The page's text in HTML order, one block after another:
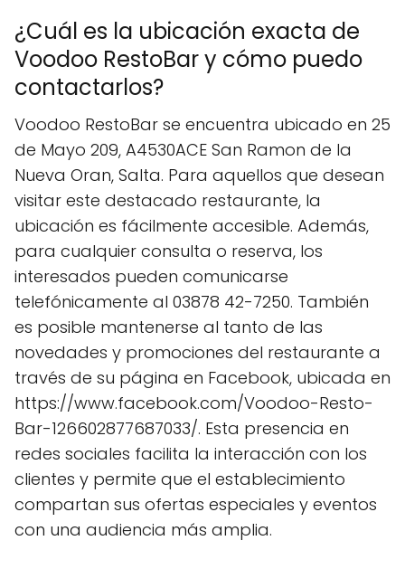
¿Cuál es la ubicación exacta de
Voodoo RestoBar y cómo puedo
contactarlos?
Voodoo RestoBar se encuentra ubicado en 25
de Mayo 209, A4530ACE San Ramon de la
Nueva Oran, Salta. Para aquellos que desean
visitar este destacado restaurante, la
ubicación es fácilmente accesible. Además,
para cualquier consulta o reserva, los
interesados pueden comunicarse
telefónicamente al 03878 42-7250. También
es posible mantenerse al tanto de las
novedades y promociones del restaurante a
través de su página en Facebook, ubicada en
https://www.facebook.com/Voodoo-Resto-
Bar-126602877687033/. Esta presencia en
redes sociales facilita la interacción con los
clientes y permite que el establecimiento
compartan sus ofertas especiales y eventos
con una audiencia más amplia.